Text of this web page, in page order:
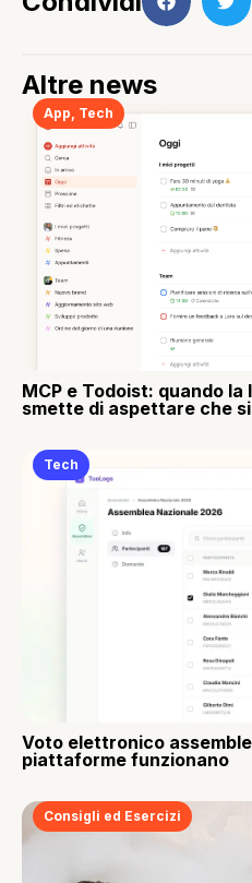
Altre news
App, Tech
MCP e Todoist: quando
smette di aspettare che
Tech
Voto elettronico
piattaforme funzionano
Consigli ed Esercizi